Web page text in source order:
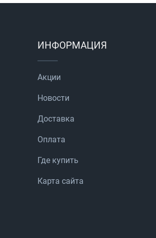
ИНФОРМАЦИЯ
Акции
Новости
Доставка
Оплата
Где купить
Карта сайта